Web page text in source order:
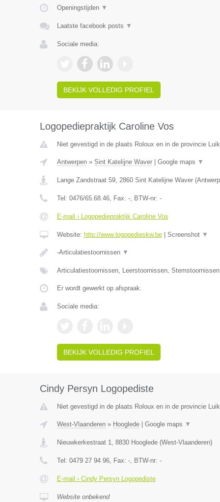
Openingstijden ▼
Laatste facebook posts ▼
Sociale media:
BEKIJK VOLLEDIG PROFIEL
Logopediepraktijk Caroline Vos
Niet gevestigd in de plaats Roloux en in de provincie
Antwerpen» Sint Katelijne Waver| Google maps ▼
Lange Zandstraat 59, 2860 Sint Katelijne Waver(
Tel: 0476/65.68.46, Fax: -, BTW-nr: -
E-mail › Logopediepraktijk Caroline Vos
Website: http://www.logopedieskw.be| Screenshot ▼
-Articulatiestoornissen ▼
Articulatiestoornissen, Leerstoornissen,
Er wordt gewerkt op afspraak.
Sociale media:
BEKIJK VOLLEDIG PROFIEL
Cindy Persyn Logopediste
Niet gevestigd in de plaats Roloux en in de provincie
West-Vlaanderen» Hooglede| Google maps ▼
Nieuwkerkestraat 1, 8830 Hooglede(West-Vlaanderen)
Tel: 0479 27 94 96, Fax: -, BTW-nr: -
E-mail › Cindy Persyn Logopediste
Website onbekend